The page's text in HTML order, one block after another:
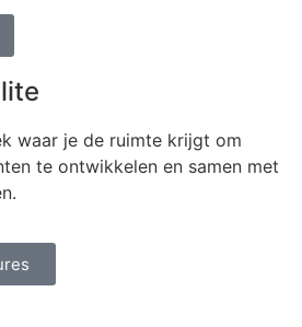
waar je de ruimte krijgt om
te ontwikkelen en samen met